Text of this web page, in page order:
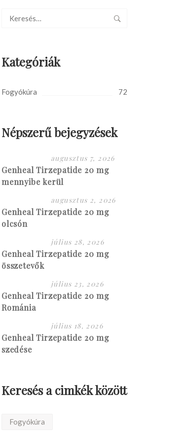
Kategóriák
Fogyókúra 72
Népszerű bejegyzések
augusztus 7, 2026
Genheal Tirzepatide 20 mg
mennyibe kerül
augusztus 2, 2026
Genheal Tirzepatide 20 mg
olcsón
július 28, 2026
Genheal Tirzepatide 20 mg
összetevők
július 23, 2026
Genheal Tirzepatide 20 mg
Románia
július 18, 2026
Genheal Tirzepatide 20 mg
szedése
Keresés a cimkék között
Fogyókúra